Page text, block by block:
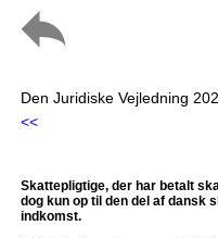
Den Juridiske Vejledning
<<
Skattepligtige, der har betalt
dog kun op til den del af dansk
indkomst.